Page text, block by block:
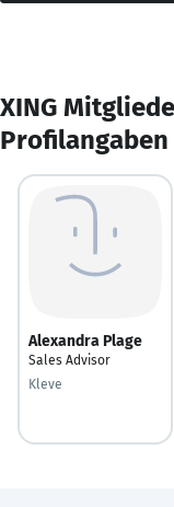
XING
Profilangaben
Alexandra Plage
Sales Advisor
Kleve